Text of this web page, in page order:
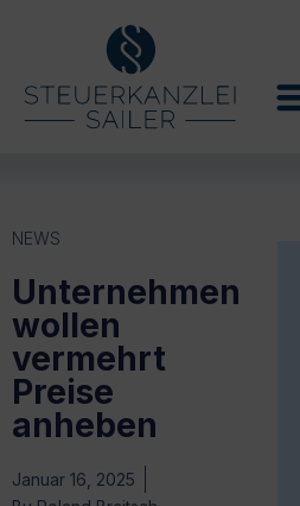
NEWS
Unternehmen
wollen
vermehrt
Preise
anheben
Januar 16, 2025